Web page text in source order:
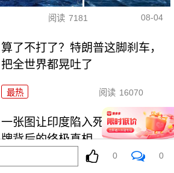
阅读 7181 08-04
算了不打了？特朗普这脚刹车，
把全世界都晃吐了
最热 阅读 16070
一张图让印度陷入死寂，五枚金
牌背后的终极真相
最热
0 0